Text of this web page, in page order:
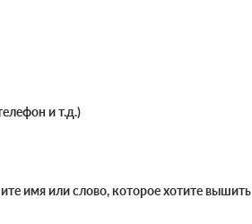
и т.д.)
имя или слово, которое хотите вышить